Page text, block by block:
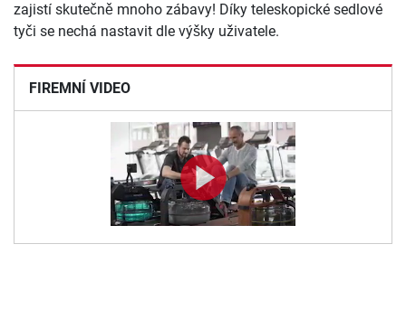
FIREMNÍ VIDEO
zajistí skutečně mnoho zábavy! Díky teleskopické sedlové
tyči se nechá nastavit dle výšky uživatele.